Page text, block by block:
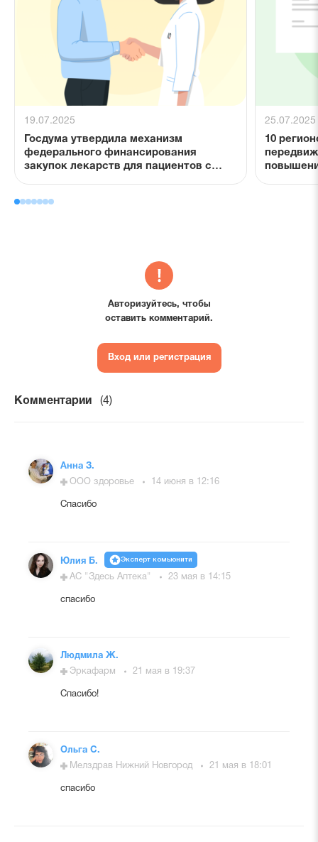
19.07.2025
Госдума утвердила механизм
федерального финансирования
закупок лекарств для пациентов с
25.07.2025
10
Авторизуйтесь, чтобы
оставить комментарий.
Вход или регистрация
Комментарии (4)
Анна З.
ООО здоровье
14 июня в 12:16
Спасибо
Юлия Б. Эксперт комьюнити
АС "Здесь Аптека" 23 мая в 14:15
спасибо
Людмила Ж.
Эркафарм
21 мая в 19:37
Спасибо!
Ольга С.
Мелздрав Нижний Новгород
21 мая в 18:01
спасибо